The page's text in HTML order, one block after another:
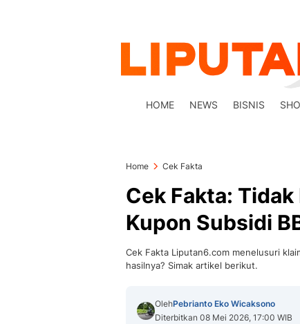
HOME NEWS BISNIS
Home Cek Fakta
Cek Fakta:
Kupon Subsidi
Cek Fakta Liputan6.com menelusuri
hasilnya? Simak artikel berikut.
OlehPebrianto Eko Wicaksono
Diterbitkan 08 Mei 2026, 17:00 WIB